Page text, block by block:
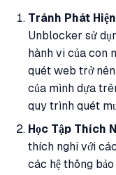
Tránh Phát
Unblocker sử
hành vi của con
quét web trở
của mình dựa
quy trình quét
Học Tập Thích
thích nghi với
các hệ thống